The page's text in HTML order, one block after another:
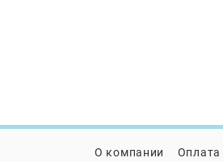
О компании Оплата
Керамогранит